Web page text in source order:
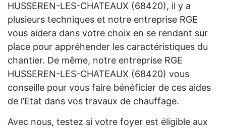
HUSSEREN-LES-CHATEAUX (68420), il y a
plusieurs techniques et notre entreprise RGE
vous aidera dans votre choix en se rendant sur
place pour appréhender les caractéristiques du
chantier. De même, notre entreprise RGE
HUSSEREN-LES-CHATEAUX (68420) vous
conseille pour vous faire bénéficier de ces aides
de l’Etat dans vos travaux de chauffage.
Avec nous, testez si votre foyer est éligible aux